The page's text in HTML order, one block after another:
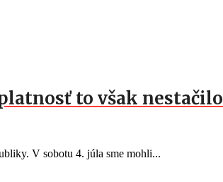
to však nestačilo
V sobotu 4. júla sme mohli...